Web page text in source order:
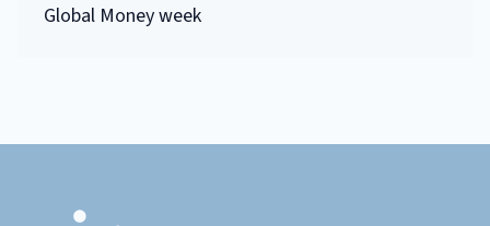
Global Money week